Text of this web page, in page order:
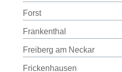
Forst
Frankenthal
Freiberg am Neckar
Frickenhausen